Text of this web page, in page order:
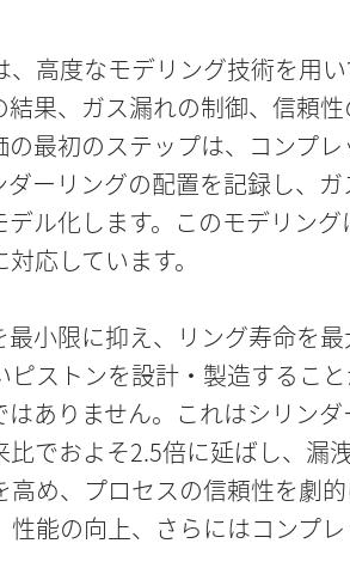
高度なモデリング技術を用
果、ガス漏れの制御、信頼
最初のステップは、コンプ
ーリングの配置を記録し、
ル化します。このモデリン
応しています。
小限に抑え、リング寿命を
ストンを設計・製造するこ
ありません。これはシリン
でおよそ2.5倍に延ばし、漏
め、プロセスの信頼性を劇
能の向上、さらにはコンプ